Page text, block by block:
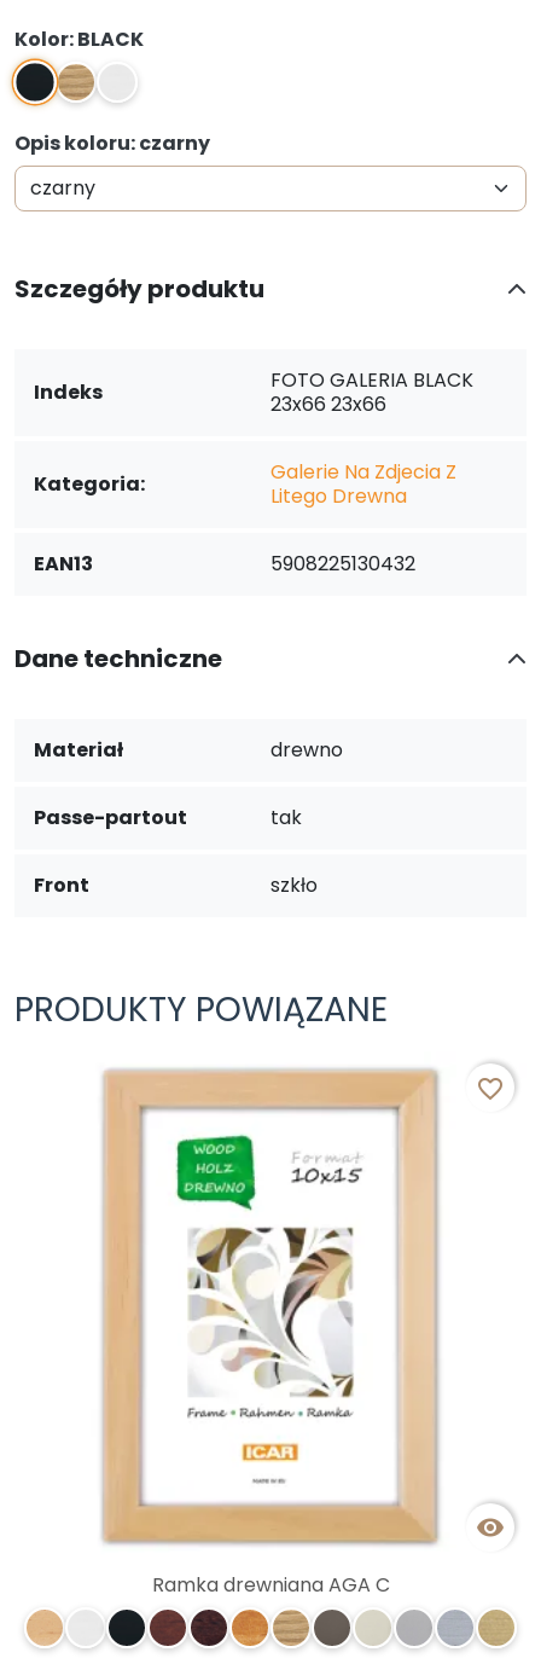
Kolor: BLACK
BLACKNATURAL
Opis koloru: czarny
Szczegóły produktu
Indeks
FOTO GALERIA BLACK
23x66 23x66
Kategoria:
Galerie Na Zdjecia Z
Litego Drewna
EAN13 5908225130432
Dane techniczne
Materiał drewno
Passe-partout tak
Front szkło
PRODUKTY POWIĄZANE

favorite_border
Ramka drewniana AGA C